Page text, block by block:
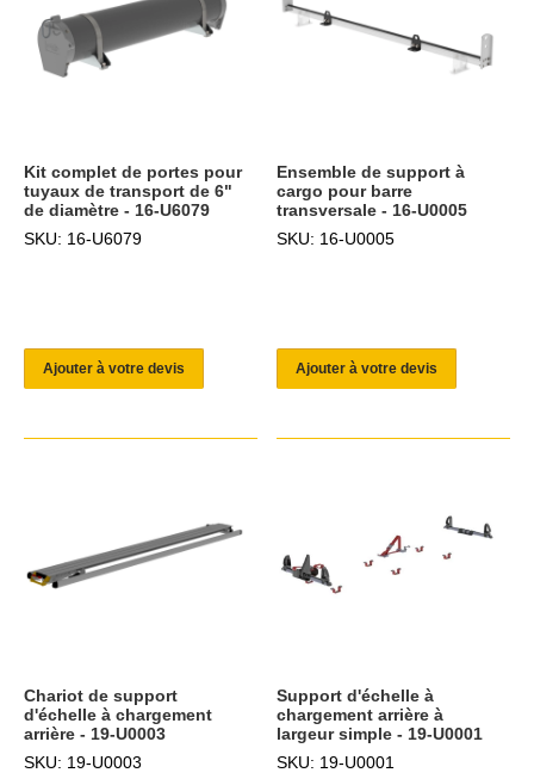
Kit complet de portes pour
tuyaux de transport de 6"
de diamètre - 16-U6079
SKU: 16-U6079
Ajouter à votre devis
Ensemble de support à
cargo pour barre
transversale - 16-U0005
SKU: 16-U0005
Ajouter à votre devis
Chariot de support
d'échelle à chargement
arrière - 19-U0003
SKU: 19-U0003
Support d'échelle à
chargement arrière à
largeur simple - 19-U0001
SKU: 19-U0001